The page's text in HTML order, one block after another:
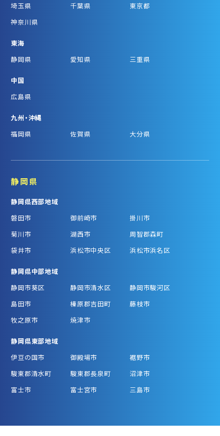
埼玉県
千葉県
東京都
神奈川県
東海
静岡県
愛知県 三重県
中国
広島県
九州・沖縄
福岡県
佐賀県 大分県
静岡県
静岡県西部地域
磐田市
御前崎市
掛川市
菊川市
湖西市
周智郡森町
袋井市
浜松市中央区 浜松市浜名区
静岡県中部地域
静岡市葵区
静岡市清水区
静岡市駿河区
島田市
榛原郡吉田町
藤枝市
牧之原市
焼津市
静岡県東部地域
伊豆の国市
御殿場市
裾野市
駿東郡清水町
駿東郡長泉町
沼津市
富士市
富士宮市 三島市